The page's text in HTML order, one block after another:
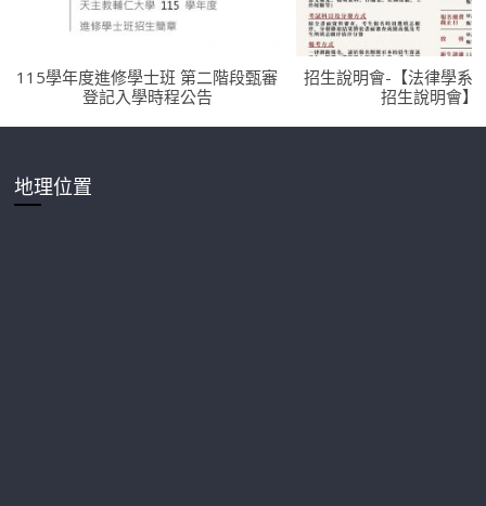
115學年度進修學士班 第二階段甄審
登記入學時程公告
招生說明會-【法律學系
招生說明會】
地理位置